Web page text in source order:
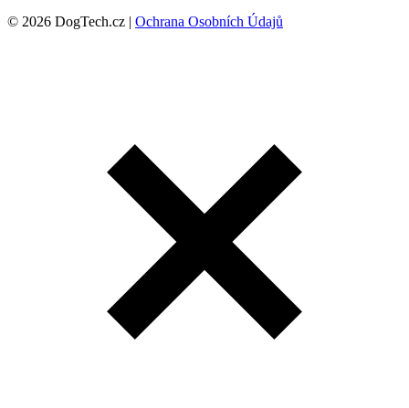
© 2026 DogTech.cz | Ochrana Osobních Údajů